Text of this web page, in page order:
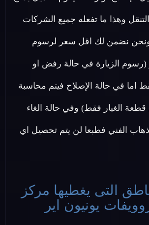
وهذا ما تفعله جميع الشركات
ونحن نضمن لك اقل سعر لرسوم
(رسوم الزيارة في حالة رفض او
اما في حالة الإصلاح فيتم محاسبة
الغيار فقط) وفي حالة الغاء
الفني فطبعا لن يتم تحصيل اي
التى يغطيها مركز
يونيون اير